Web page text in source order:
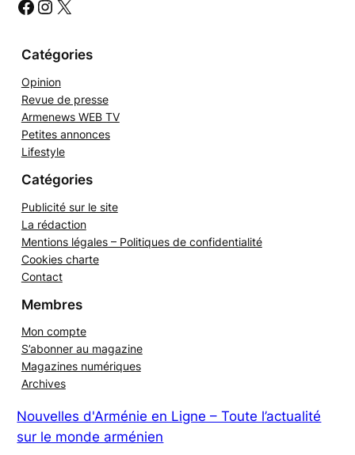
h
r
# # #
Opinion
Revue de presse
Armenews WEB TV
Petites annonces
Publicité sur le site
La rédaction
Mentions légales – Politiques de confidentialité
Cookies charte
Mon compte
S’abonner au magazine
Magazines numériques
Nouvelles d'Arménie en Ligne – Toute l’actualité